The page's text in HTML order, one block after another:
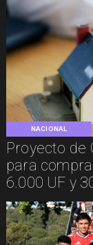
NACIONAL
Proyecto de
para
6.000 UF y